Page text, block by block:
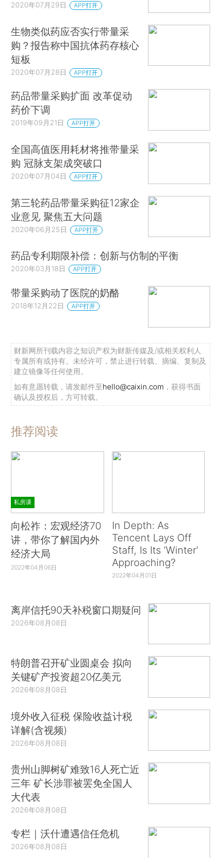
2020年07月29日 APP打开
生物类似药应否实行带量采
购？报告称中国抗体药存核心
短板
2020年07月28日 APP打开
药品带量采购扩面 改革促动
药价下调
2019年09月21日 APP打开
全国高值医用耗材将推带量采
购 冠脉支架成突破口
2020年07月04日 APP打开
第三轮药品带量采购征12家企
业意见 聚焦五大问题
2020年06月25日 APP打开
药品专利期限补偿：创新与仿制的平衡
2020年03月18日 APP打开
带量采购动了医院的奶酪
2018年12月22日 APP打开
财新网所刊载内容之知识产权为财新传媒及/或相关权利人
专属所有或持有。未经许可，禁止进行转载、摘编、复制及
建立镜像等任何使用。
如有意愿转载，请发邮件至hello@caixin.com ，获得书面
确认及授权后，方可转载。
推荐阅读
私房课
向松祚：宏观经济70
讲，带你了解国内外
经济大局
2022年04月06日
In Depth: As
Tencent Lays Off
Staff, Is Its ‘Winter’
Approaching?
2022年04月01日
离岸信托90天补税窗口期疑问
2026年08月08日
特朗普召开矿业圆桌会 拟向
关键矿产投资超20亿美元
2026年08月08日
境外收入征税 保险收益计税
详解(含视频)
2026年08月08日
贵州山脚树矿难致16人死亡近
三年 矿长涉罪被罢免全国人
大代表
2026年08月08日
专栏｜沃什遭遇信任危机
2026年08月08日